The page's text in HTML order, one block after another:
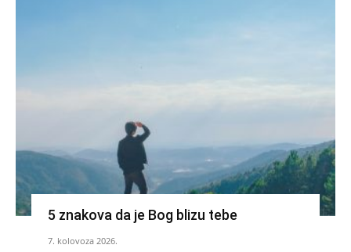
5 znakova da je Bog blizu tebe
7. kolovoza 2026.